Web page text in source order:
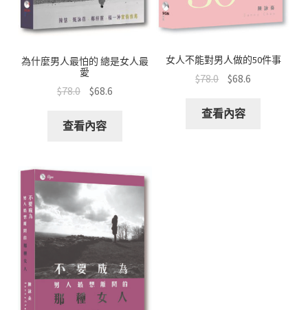
為什麼男人最怕的 總是女人最
愛
$78.0 $68.6
查看內容
女人不能對男人做的50件事
$78.0 $68.6
查看內容